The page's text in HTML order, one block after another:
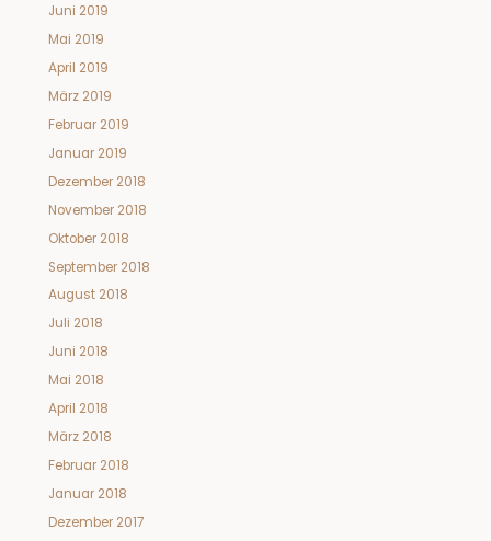
Juni 2019
Mai 2019
April 2019
März 2019
Februar 2019
Januar 2019
Dezember 2018
November 2018
Oktober 2018
September 2018
August 2018
Juli 2018
Juni 2018
Mai 2018
April 2018
März 2018
Februar 2018
Januar 2018
Dezember 2017